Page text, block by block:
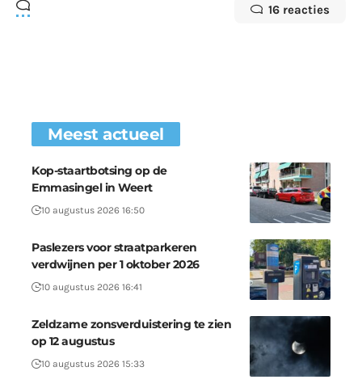
16 reacties
Meest actueel
Kop-staartbotsing op de
Emmasingel in Weert
10 augustus 2026 16:50
Paslezers voor straatparkeren
verdwijnen per 1 oktober 2026
10 augustus 2026 16:41
Zeldzame zonsverduistering te zien
op 12 augustus
10 augustus 2026 15:33